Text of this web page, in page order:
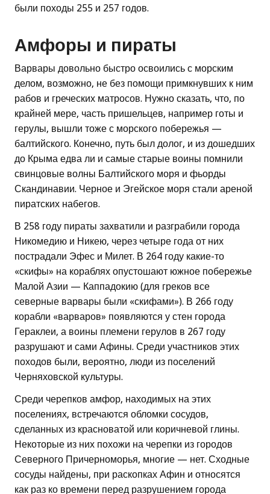
были походы 255 и 257 годов.
Амфоры и пираты
Варвары довольно быстро освоились с морским
делом, возможно, не без помощи примкнувших к ним
рабов и греческих матросов. Нужно сказать, что, по
крайней мере, часть пришельцев, например готы и
герулы, вышли тоже с морского побережья —
балтийского. Конечно, путь был долог, и из дошедших
до Крыма едва ли и самые старые воины помнили
свинцовые волны Балтийского моря и фьорды
Скандинавии. Черное и Эгейское моря стали ареной
пиратских набегов.
В 258 году пираты захватили и разграбили города
Никомедию и Никею, через четыре года от них
пострадали Эфес и Милет. В 264 году какие-то
«скифы» на кораблях опустошают южное побережье
Малой Азии — Каппадокию (для греков все
северные варвары были «скифами»). В 266 году
корабли «варваров» появляются у стен города
Гераклеи, а воины племени герулов в 267 году
разрушают и сами Афины. Среди участников этих
походов были, вероятно, люди из поселений
Черняховской культуры.
Среди черепков амфор, находимых на этих
поселениях, встречаются обломки сосудов,
сделанных из красноватой или коричневой глины.
Некоторые из них похожи на черепки из городов
Северного Причерноморья, многие — нет. Сходные
сосуды найдены, при раскопках Афин и относятся
как раз ко времени перед разрушением города